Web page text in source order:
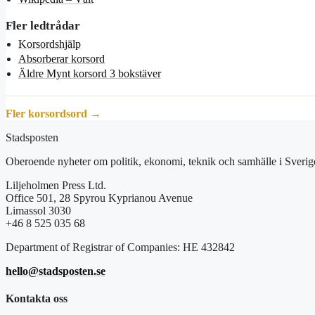
Fler ledtrådar
Korsordshjälp
Absorberar korsord
Äldre Mynt korsord 3 bokstäver
Fler korsordsord →
Stadsposten
Oberoende nyheter om politik, ekonomi, teknik och samhälle i
Liljeholmen Press Ltd.
Office 501, 28 Spyrou Kyprianou Avenue
Limassol 3030
+46 8 525 035 68
Department of Registrar of Companies: HE 432842
hello@stadsposten.se
Kontakta oss